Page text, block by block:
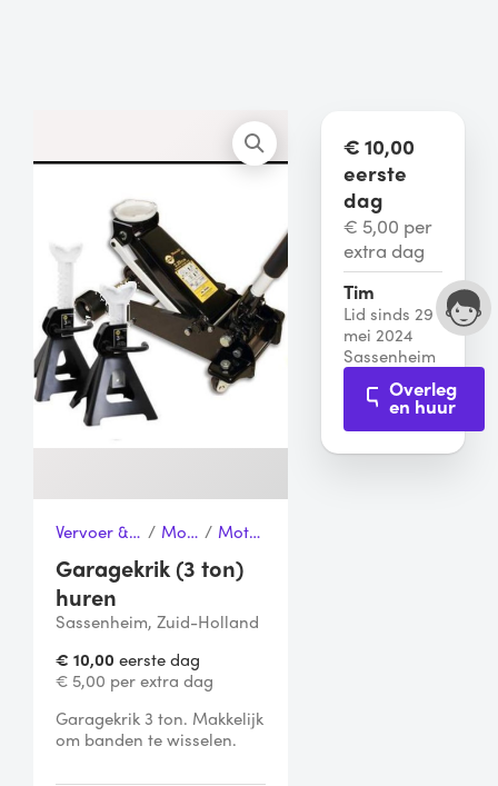
Vervoer & Transport / Motoren / Motortakel
Garagekrik (3 ton)
huren
Sassenheim, Zuid-Holland
€ 10,00 eerste dag
€ 5,00 per extra dag
Garagekrik 3 ton. Makkelijk
om banden te wisselen.
€ 10,00
eerste
dag
€ 5,00 per
extra dag
Tim
Lid sinds 29
mei 2024
Sassenheim
Overleg
en huur